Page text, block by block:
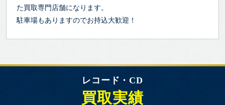
た買取専門店舗になります。
駐車場もありますのでお持込大歓迎！
レコード・CD
買取実績